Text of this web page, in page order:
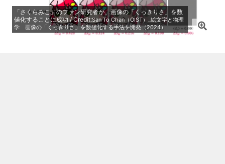
「さくらみこ」のファン研究者が、画像の「くっきりさ」を数
値化することに成功 / Credit:San To Chan（OIST）_絵文字と物理
学 画像の「くっきりさ」を数値化する手法を開発（2024）